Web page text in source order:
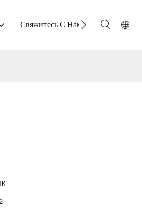
Свяжитесь С Нами